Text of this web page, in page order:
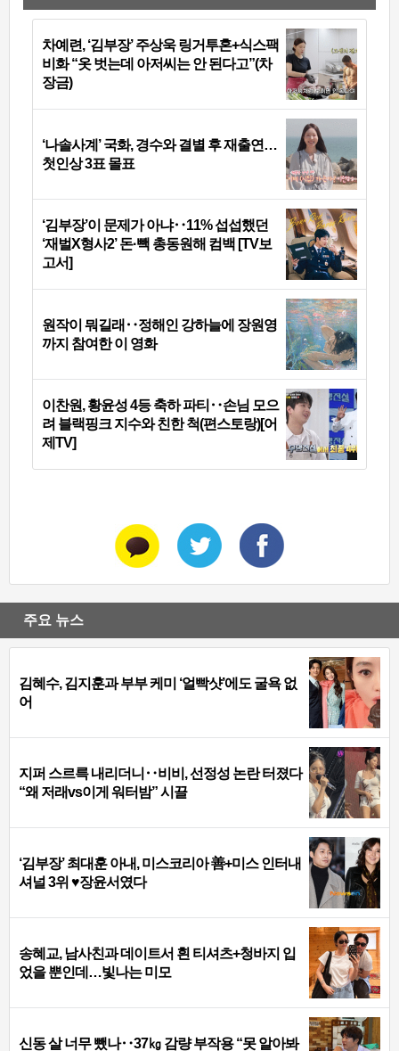
차예련, ‘김부장’ 주상욱 링거투혼+식스팩
비화 “옷 벗는데 아저씨는 안 된다고”(차
장금)
‘나솔사계’ 국화, 경수와 결별 후 재출연…
첫인상 3표 몰표
‘김부장’이 문제가 아냐‥11% 섭섭했던
‘재벌X형사2’ 돈·빽 총동원해 컴백 [TV보
고서]
원작이 뭐길래‥정해인 강하늘에 장원영
까지 참여한 이 영화
이찬원, 황윤성 4등 축하 파티‥손님 모으
려 블랙핑크 지수와 친한 척(편스토랑)[어
제TV]
주요 뉴스
김혜수, 김지훈과 부부 케미 ‘얼빡샷’에도 굴욕 없
어
지퍼 스르륵 내리더니‥비비, 선정성 논란 터졌다
“왜 저래vs이게 워터밤” 시끌
‘김부장’ 최대훈 아내, 미스코리아 善+미스 인터내
셔널 3위 ♥장윤서였다
송혜교, 남사친과 데이트서 흰 티셔츠+청바지 입
었을 뿐인데…빛나는 미모
신동 살 너무 뺐나‥37㎏ 감량 부작용 “못 알아봐